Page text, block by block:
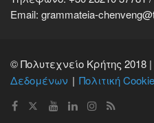
Email: grammateia-
© Πολυτεχνείο Κρήτης 2018 |
Δεδομένων
Πολιτική